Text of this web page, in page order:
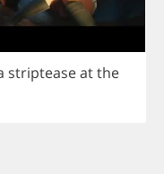
stripteaseatthe